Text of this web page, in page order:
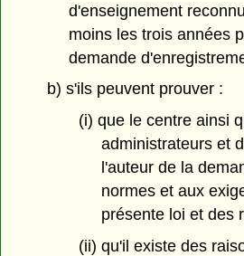
d'enseignement
moins les trois années
demande
b) s'ils peuvent prouver :
(i) que le centre ainsi
administrateurs et
l'auteur de la
normes et aux
présente loi et des
(ii) qu'il existe des